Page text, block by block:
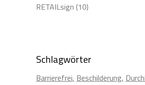
RETAILsign (10)
Schlagwörter
Barrierefrei Beschilderung